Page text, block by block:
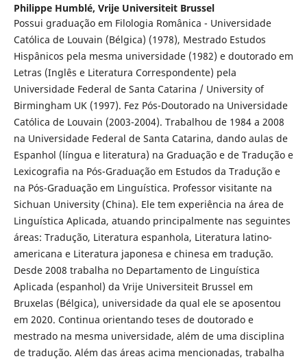
Philippe Humblé, Vrije Universiteit Brussel
Possui graduação em Filologia Românica - Universidade
Católica de Louvain (Bélgica) (1978), Mestrado Estudos
Hispânicos pela mesma universidade (1982) e doutorado em
Letras (Inglês e Literatura Correspondente) pela
Universidade Federal de Santa Catarina / University of
Birmingham UK (1997). Fez Pós-Doutorado na Universidade
Católica de Louvain (2003-2004). Trabalhou de 1984 a 2008
na Universidade Federal de Santa Catarina, dando aulas de
Espanhol (língua e literatura) na Graduação e de Tradução e
Lexicografia na Pós-Graduação em Estudos da Tradução e
na Pós-Graduação em Linguística. Professor visitante na
Sichuan University (China). Ele tem experiência na área de
Linguística Aplicada, atuando principalmente nas seguintes
áreas: Tradução, Literatura espanhola, Literatura latino-
americana e Literatura japonesa e chinesa em tradução.
Desde 2008 trabalha no Departamento de Linguística
Aplicada (espanhol) da Vrije Universiteit Brussel em
Bruxelas (Bélgica), universidade da qual ele se aposentou
em 2020. Continua orientando teses de doutorado e
mestrado na mesma universidade, além de uma disciplina
de tradução. Além das áreas acima mencionadas, trabalha